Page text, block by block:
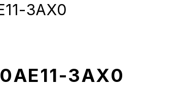
3AX0
3AX0